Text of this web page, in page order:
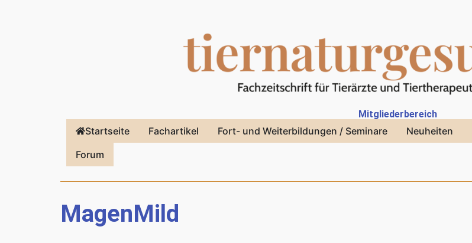
Mitgliederbereich
Startseite Fachartikel Fort- und Weiterbildungen / Seminare Neuheiten
Forum
MagenMild